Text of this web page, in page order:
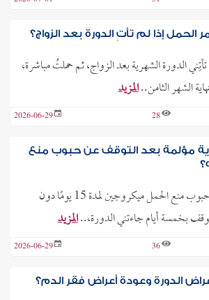
إذا لم تأتِ الدورة بعد الزواج؟
28/10، ولم تأتِني الدورة الشهرية بعد الزواج، ثم حملتُ مباشرة،
الشهر الثامن..المزيد
28
2026-06-29
مؤلمة بعد التوقف عن حبوب منع
السلام عليكم. تناولت حبوب منع الحمل ميكروجين لمدة 15 يومًا دون
بخمسة أيام جاءتني الدورة،..المزيد
36
2026-06-29
الدورة وعودة أعراض فقر الدم؟